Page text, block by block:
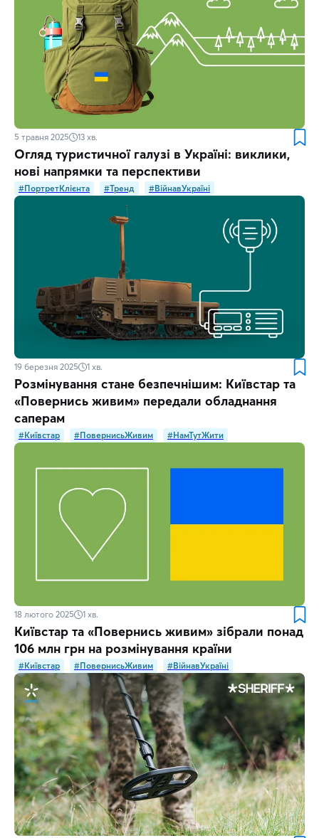
5 травня 2025 13 хв.
Огляд туристичної галузі в Україні: виклики,
нові напрямки та перспективи
#ПортретКлієнта #Тренд #ВійнавУкраїні
19 березня 2025 1 хв.
Розмінування стане безпечнішим: Київстар та
«Повернись живим» передали обладнання
саперам
#Київстар #ПовернисьЖивим #НамТутЖити
18 лютого 2025 1 хв.
Київстар та «Повернись живим» зібрали понад
106 млн грн на розмінування країни
#Київстар #ПовернисьЖивим #ВійнавУкраїні